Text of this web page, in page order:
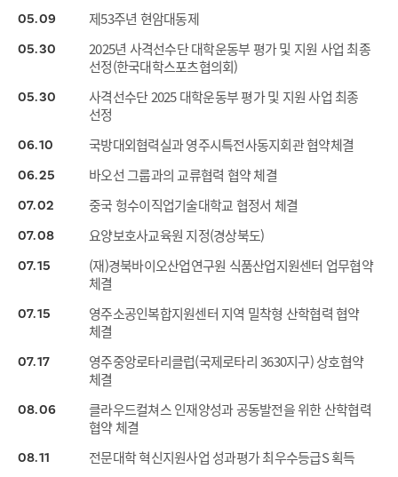
05 09 제53주년 현암대동제
05 30
2025년 사격선수단 대학운동부 평가 및 지원 사업 최종
선정(한국대학스포츠협의회)
05 30
사격선수단 2025 대학운동부 평가 및 지원 사업 최종
선정
06 10 국방대외협력실과 영주시특전사동지회관 협약체결
06 25 바오선 그룹과의 교류협력 협약 체결
07 02 중국 헝수이직업기술대학교 협정서 체결
07 08 요양보호사교육원 지정(경상북도)
07 15
(재)경북바이오산업연구원 식품산업지원센터 업무협약
체결
07 15
영주소공인복합지원센터 지역 밀착형 산학협력 협약
체결
07 17
영주중앙로타리클럽(국제로타리 3630지구) 상호협약
체결
08 06
클라우드컬쳐스 인재양성과 공동발전을 위한 산학협력
협약 체결
08 11 전문대학 혁신지원사업 성과평가 최우수등급S 획득